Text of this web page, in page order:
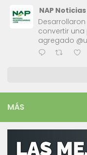
NAP
convertir
agregado
MÁS